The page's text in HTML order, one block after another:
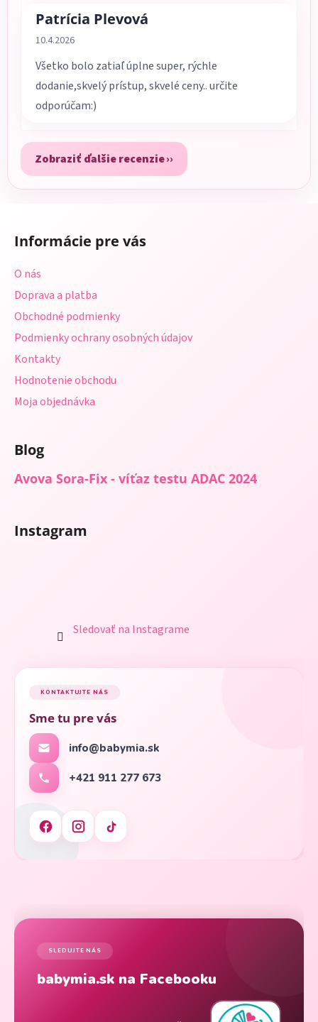
Patrícia Plevová
Hodnotenie obchodu je 5 z 5 hviezdičiek.
10.4.2026
Všetko bolo zatiaľ úplne super, rýchle
dodanie,skvelý prístup, skvelé ceny.. určite
odporúčam:)
Zobraziť ďalšie recenzie
Informácie pre vás
O nás
Doprava a platba
Obchodné podmienky
Podmienky ochrany osobných údajov
Kontakty
Hodnotenie obchodu
Moja objednávka
Blog
Avova Sora-Fix - víťaz testu ADAC 2024
Instagram
Sledovať na Instagrame
KONTAKTUJTE NÁS
Sme tu pre vás
info@babymia.sk
+421 911 277 673
SLEDUJTE NÁS
babymia.sk na Facebooku